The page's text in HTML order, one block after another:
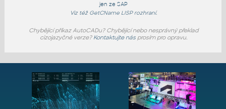
jen ze SAP
Viz též GetCNameLISP rozhraní.
Chybějící příkaz AutoCADu? Chybějící nebo nesprávný překlad
cizojazyčné verze? Kontaktujte násprosím pro opravu.